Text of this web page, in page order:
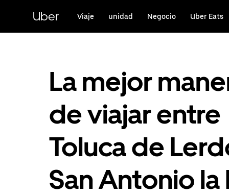
contenido
principal
Uber Viaje unidad Negocio Uber Eats
La mejor
de viajar entre
Toluca de
San Antonio la